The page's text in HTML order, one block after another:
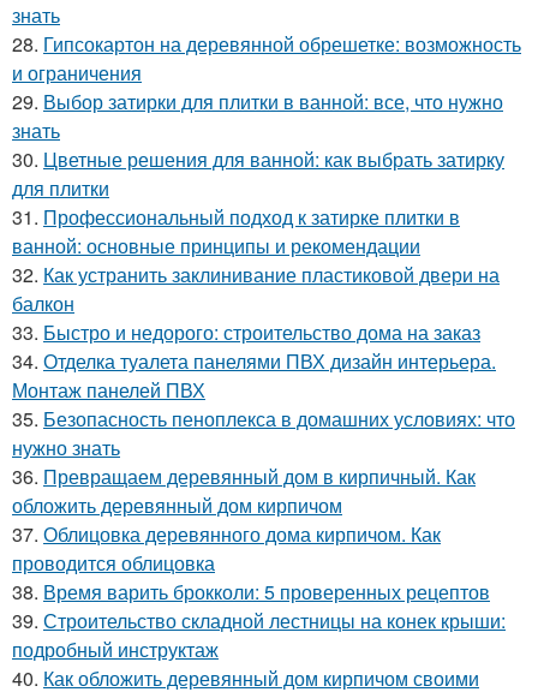
знать
28. Гипсокартон на деревянной обрешетке: возможность
и ограничения
29. Выбор затирки для плитки в ванной: все, что нужно
знать
30. Цветные решения для ванной: как выбрать затирку
для плитки
31. Профессиональный подход к затирке плитки в
ванной: основные принципы и рекомендации
32. Как устранить заклинивание пластиковой двери на
балкон
33. Быстро и недорого: строительство дома на заказ
34. Отделка туалета панелями ПВХ дизайн интерьера.
Монтаж панелей ПВХ
35. Безопасность пеноплекса в домашних условиях: что
нужно знать
36. Превращаем деревянный дом в кирпичный. Как
обложить деревянный дом кирпичом
37. Облицовка деревянного дома кирпичом. Как
проводится облицовка
38. Время варить брокколи: 5 проверенных рецептов
39. Строительство складной лестницы на конек крыши:
подробный инструктаж
40. Как обложить деревянный дом кирпичом своими